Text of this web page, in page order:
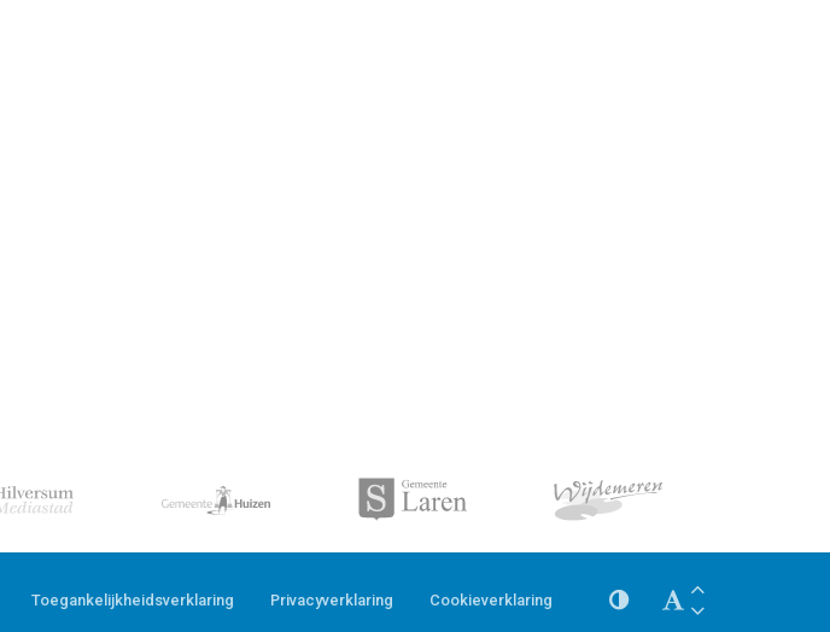
Toegankelijkheidsverklaring Privacyverklaring Cookieverklaring